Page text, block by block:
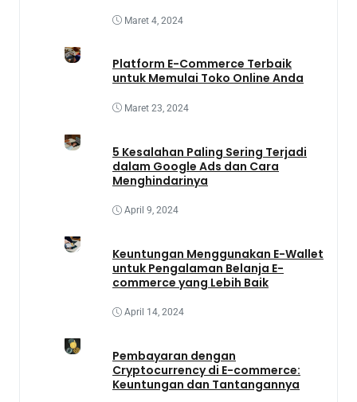
Maret 4, 2024
Platform E-Commerce Terbaik
untuk Memulai Toko Online Anda
Maret 23, 2024
5 Kesalahan Paling Sering Terjadi
dalam Google Ads dan Cara
Menghindarinya
April 9, 2024
Keuntungan Menggunakan E-Wallet
untuk Pengalaman Belanja E-
commerce yang Lebih Baik
April 14, 2024
Pembayaran dengan
Cryptocurrency di E-commerce:
Keuntungan dan Tantangannya